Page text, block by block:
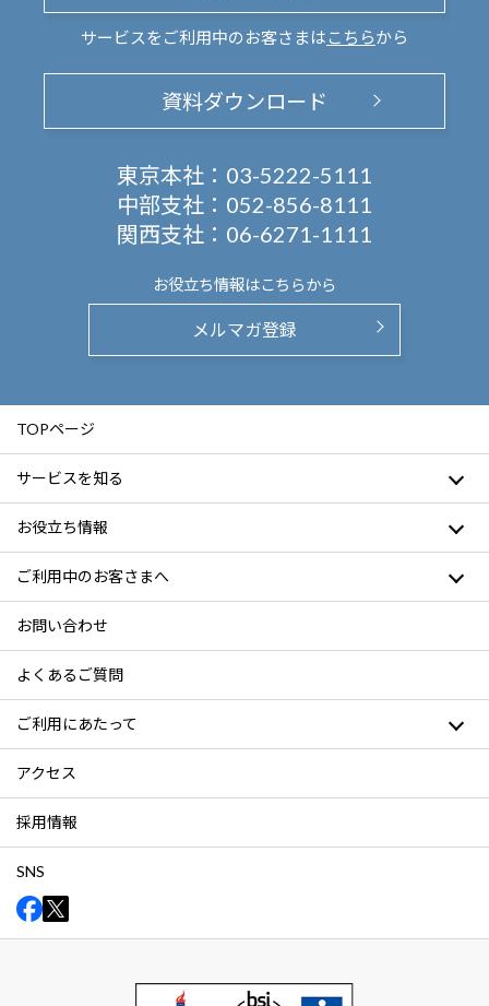
サービスをご利用中のお客さまは こちらから
資料ダウンロード
東京本社： 03-5222-5111
中部支社： 052-856-8111
関西支社： 06-6271-1111
お役立ち情報はこちらから
メルマガ登録
TOPページ
サービスを知る
お役立ち情報
ご利用中のお客さまへ
お問い合わせ
よくあるご質問
ご利用にあたって
アクセス
採用情報
SNS